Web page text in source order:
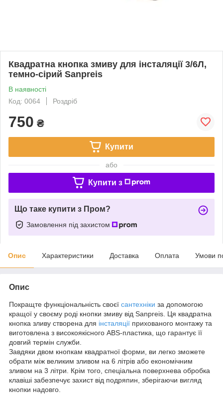
Квадратна кнопка змиву для інсталяції 3/6Л,
темно-сірий Sanpreis
В наявності
Код: 0064
Роздріб
750 ₴
Купити
або
Купити з
Що таке купити з Пром?
Замовлення під захистом
Опис Характеристики Доставка Оплата Умови
Опис
Покращте функціональність своєї сантехніки за допомогою
кращої у своєму роді кнопки змиву від Sanpreis. Ця квадратна
кнопка зливу створена для інсталяції прихованого монтажу та
виготовлена з високоякісного ABS-пластика, що гарантує її
довгий термін служби.
Завдяки двом кнопкам квадратної форми, ви легко зможете
обрати між великим зливом на 6 літрів або економічним
зливом на 3 літри. Крім того, спеціальна поверхнева обробка
клавіші забезпечує захист від подряпин, зберігаючи вигляд
кнопки надовго.